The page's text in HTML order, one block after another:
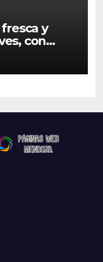
y
con
para